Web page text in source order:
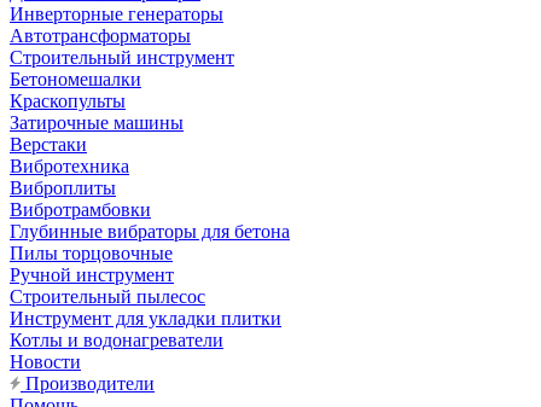
Инверторные генераторы
Автотрансформаторы
Строительный инструмент
Бетономешалки
Краскопульты
Затирочные машины
Верстаки
Вибротехника
Виброплиты
Вибротрамбовки
Глубинные вибраторы для бетона
Пилы торцовочные
Ручной инструмент
Строительный пылесос
Инструмент для укладки плитки
Котлы и водонагреватели
Новости
Производители